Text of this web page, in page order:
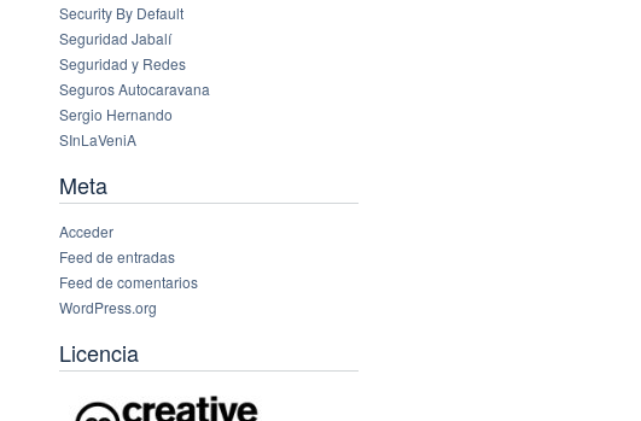
Security By Default
Seguridad Jabalí
Seguridad y Redes
Seguros Autocaravana
Sergio Hernando
SInLaVeniA
Meta
Acceder
Feed de entradas
Feed de comentarios
WordPress.org
Licencia